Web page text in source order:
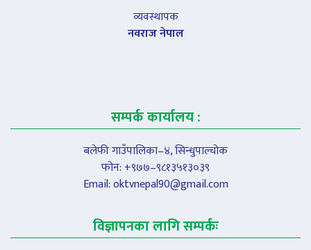
व्यवस्थापक
नवराज नेपाल
सम्पर्क कार्यालय :
बलेफी गाउँपालिका–४, सिन्धुपाल्चोक
फोन: +९७७–९८१३५१३०३९
Email:oktvnepal90@gmail.com
विज्ञापनका लागि सम्पर्कः